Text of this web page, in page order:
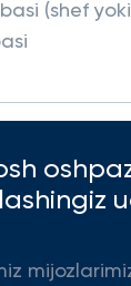
(shef